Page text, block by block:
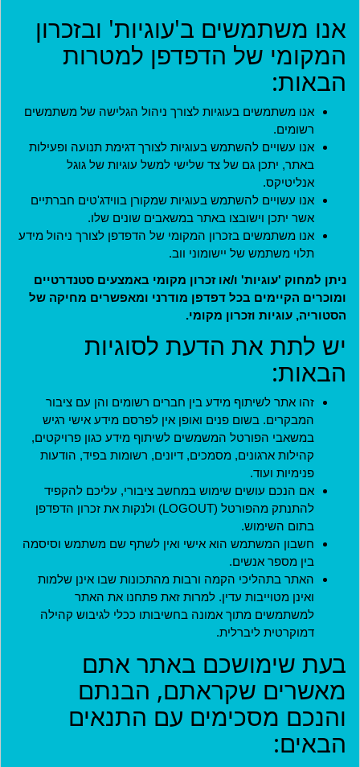
אנו משתמשים ב'עוגיות' ובזכרון
המקומי של הדפדפן למטרות
הבאות:
אנו משתמשים בעוגיות לצורך ניהול הגלישה של משתמשים
רשומים.
אנו עשויים להשתמש בעוגיות לצורך דגימת תנועה ופעילות
באתר, יתכן גם של צד שלישי למשל עוגיות של גוגל
אנליטיקס.
אנו עשויים להשתמש בעוגיות שמקורן בווידג'טים חברתיים
אשר יתכן וישובצו באתר במשאבים שונים שלו.
אנו משתמשים בזכרון המקומי של הדפדפן לצורך ניהול מידע
תלוי משתמש של יישומוני ווב.
ניתן למחוק 'עוגיות' ו/או זכרון מקומי באמצעים סטנדרטיים
ומוכרים הקיימים בכל דפדפן מודרני ומאפשרים מחיקה של
הסטוריה, עוגיות וזכרון מקומי.
יש לתת את הדעת לסוגיות
הבאות:
זהו אתר לשיתוף מידע בין חברים רשומים והן עם ציבור
המבקרים. בשום פנים ואופן אין לפרסם מידע אישי רגיש
במשאבי הפורטל המשמשים לשיתוף מידע כגון פרויקטים,
קהילות ארגונים, מסמכים, דיונים, רשומות בפיד, הודעות
פנימיות ועוד.
אם הנכם עושים שימוש במחשב ציבורי, עליכם להקפיד
להתנתק מהפורטל (LOGOUT) ולנקות את זכרון הדפדפן
בתום השימוש.
חשבון המשתמש הוא אישי ואין לשתף שם משתמש וסיסמה
בין מספר אנשים.
האתר בתהליכי הקמה ורבות מהתכונות שבו אינן שלמות
ואינן מטוייבות עדין. למרות זאת פתחנו את האתר
למשתמשים מתוך אמונה בחשיבותו ככלי לגיבוש קהילה
דמוקרטית ליברלית.
בעת שימושכם באתר אתם
מאשרים שקראתם, הבנתם
והנכם מסכימים עם התנאים
הבאים:
כניסה
שם משתמש
שם המשתמש שהוגדר בעת הרישום לאתר.
סיסמה*
קוד מנהל
למנהלים בלבד. משתמשים אחרים יכולים להתעלם משדה זה.
כניסה
הצטרפות
חידוש סיסמה
מדיניות
תקנון חברות במועדון
תקנון ארגונים שותפים
תנאי שימוש
מדיניות פרטיות
הצהרת נגישות
ארגונים שותפים